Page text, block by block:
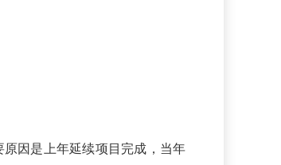
因是上年延续项目完成，当年